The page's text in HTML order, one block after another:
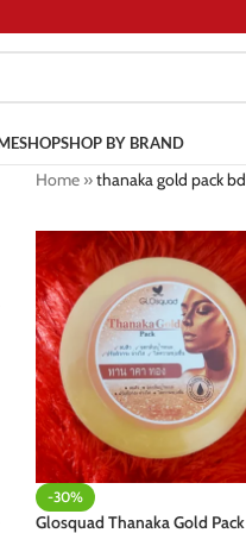
SHOPSHOP BY BRAND
Home»thanaka gold pack bd
-30%
Glosquad Thanaka Gold Pack